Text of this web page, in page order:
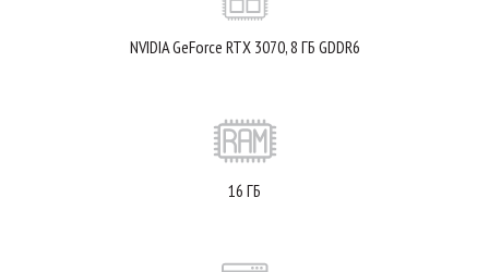
NVIDIA GeForce RTX 3070, 8 ГБ GDDR6
16 ГБ